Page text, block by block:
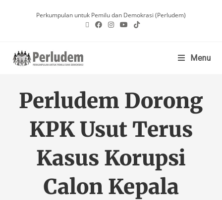
Perkumpulan untuk Pemilu dan Demokrasi (Perludem)
Menu
Perludem Dorong
KPK Usut Terus
Kasus Korupsi
Calon Kepala